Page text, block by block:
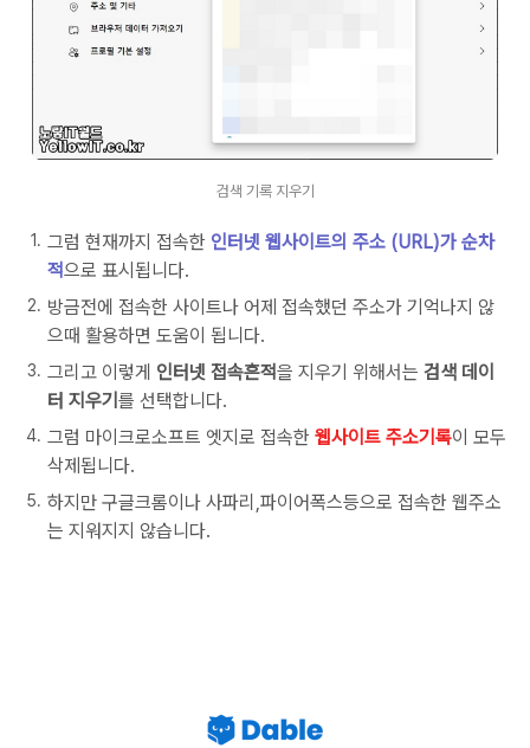
검색 기록 지우기
그럼 현재까지 접속한 인터넷 웹사이트의 주소 (URL)가 순차
적으로 표시됩니다.
방금전에 접속한 사이트나 어제 접속했던 주소가 기억나지 않
으때 활용하면 도움이 됩니다.
그리고 이렇게 인터넷 접속흔적을 지우기 위해서는 검색 데이
터 지우기 를 선택합니다.
그럼 마이크로소프트 엣지로 접속한 웹사이트 주소기록이 모두
삭제됩니다.
하지만 구글크롬이나 사파리,파이어폭스등으로 접속한 웹주소
는 지워지지 않습니다.